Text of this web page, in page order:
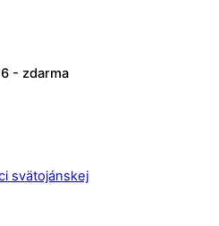
- zdarma
svätojánskej